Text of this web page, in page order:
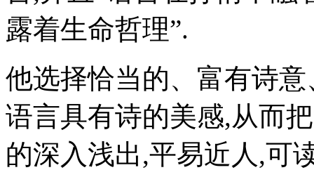
露着生命哲理”.
他选择恰当的、富有诗
语言具有诗的美感,从而
的深入浅出,平易近人,可